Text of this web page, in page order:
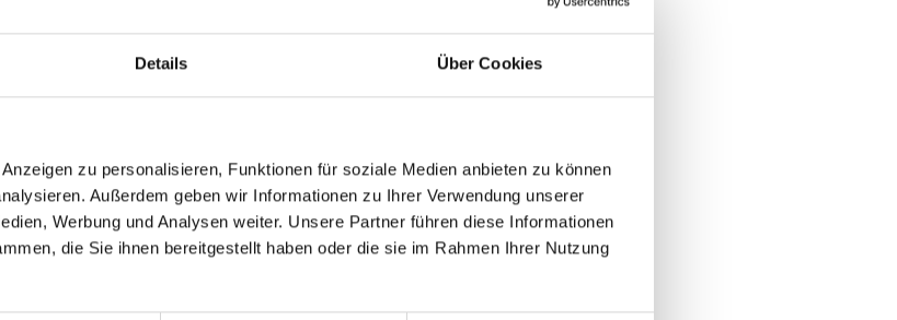
Details Über Cookies
zu personalisieren, Funktionen für soziale Medien anbieten zu können
Außerdem geben wir Informationen zu Ihrer Verwendung unserer
Werbung und Analysen weiter. Unsere Partner führen diese Informationen
die Sie ihnen bereitgestellt haben oder die sie im Rahmen Ihrer Nutzung
Das Raumangebot wird von zwei
Dusche, einem geräumigen Flur- /
durch den wohnungseigenen Kellerraum
Terrassenbereich und direkten
macht, aber den Blick ins Grüne liebt,
Entscheidung treffen!
oder als sichere Kapitalanlage, mit